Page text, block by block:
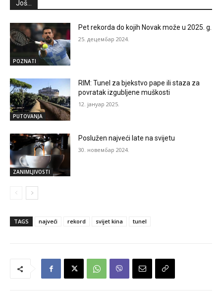
Još...
POZNATI
Pet rekorda do kojih Novak može u 2025. g.
25. децембар 2024.
PUTOVANJA
RIM: Tunel za bjekstvo pape ili staza za
povratak izgubljene muškosti
12. јануар 2025.
ZANIMLJIVOSTI
Poslužen najveći late na svijetu
30. новембар 2024.
TAGS najveći rekord svijet kina tunel